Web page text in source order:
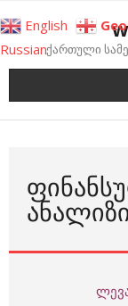
to
contentქართული
ᲐᲜᲐᲚᲘᲖᲘ
English
Russian